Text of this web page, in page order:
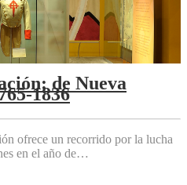
de Nueva
1836
ofrece un recorrido por la lucha
en el año de…